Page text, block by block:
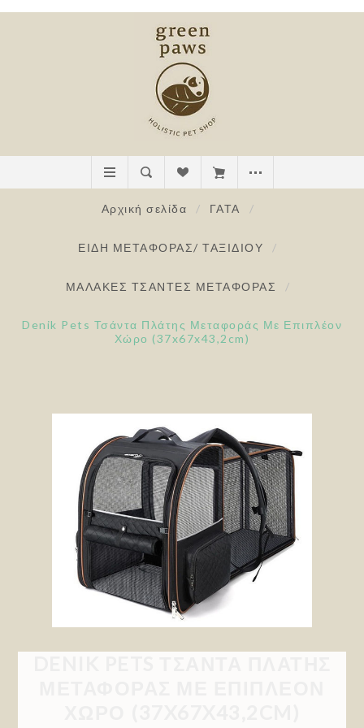
Αρχική σελίδα / ΓΑΤΑ /
ΕΙΔΗ ΜΕΤΑΦΟΡΑΣ/ ΤΑΞΙΔΙΟΥ /
ΜΑΛΑΚΕΣ ΤΣΑΝΤΕΣ ΜΕΤΑΦΟΡΑΣ /
Denik Pets Τσάντα Πλάτης Μεταφοράς Με Επιπλέον
Χώρο (37x67x43,2cm)